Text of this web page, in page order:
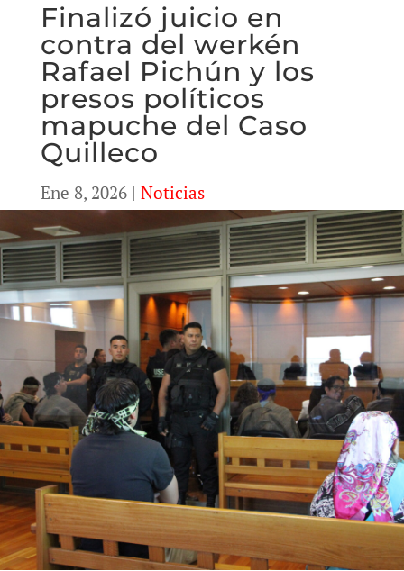
Finalizó juicio en
contra del werkén
Rafael Pichún y los
presos políticos
mapuche del Caso
Quilleco
Ene 8, 2026| Noticias